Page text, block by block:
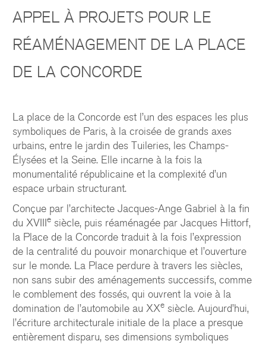
APPEL À PROJETS POUR LE
RÉAMÉNAGEMENT DE LA PLACE
DE LA CONCORDE
La place de la Concorde est l’un des espaces les plus
symboliques de Paris, à la croisée de grands axes
urbains, entre le jardin des Tuileries, les Champs-
Élysées et la Seine. Elle incarne à la fois la
monumentalité républicaine et la complexité d’un
espace urbain structurant.
Conçue par l’architecte Jacques-Ange Gabriel à la fin
du XVIIIe siècle, puis réaménagée par Jacques Hittorf,
la Place de la Concorde traduit à la fois l’expression
de la centralité du pouvoir monarchique et l’ouverture
sur le monde. La Place perdure à travers les siècles,
non sans subir des aménagements successifs, comme
le comblement des fossés, qui ouvrent la voie à la
domination de l’automobile au XXe siècle. Aujourd’hui,
l’écriture architecturale initiale de la place a presque
entièrement disparu, ses dimensions symboliques